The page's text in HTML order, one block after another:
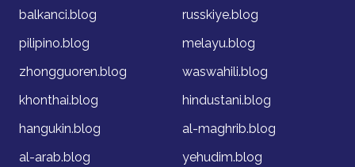
balkanci.blog
russkiye.blog
pilipino.blog
melayu.blog
zhongguoren.blog
waswahili.blog
khonthai.blog
hindustani.blog
hangukin.blog
al-maghrib.blog
al-arab.blog
yehudim.blog